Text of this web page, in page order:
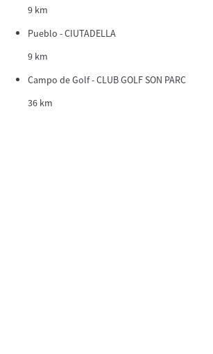
9 km
Pueblo - CIUTADELLA
9 km
Campo de Golf - CLUB GOLF SON PARC
36 km